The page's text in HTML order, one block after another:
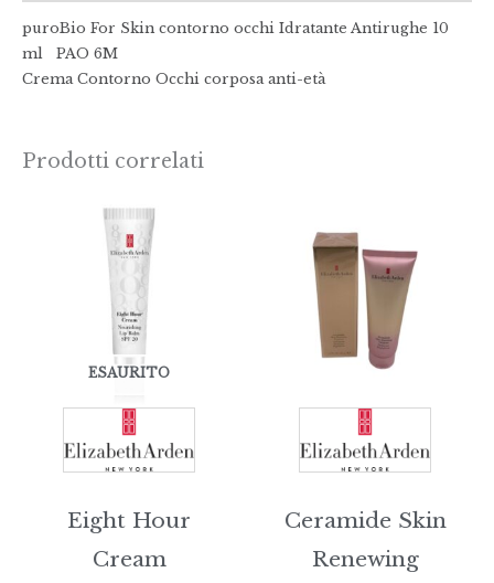
puroBio For Skin contorno occhi Idratante Antirughe 10
ml PAO 6M
Crema Contorno Occhi corposa anti-età
Prodotti correlati
ESAURITO
Eight Hour
Cream
Ceramide Skin
Renewing